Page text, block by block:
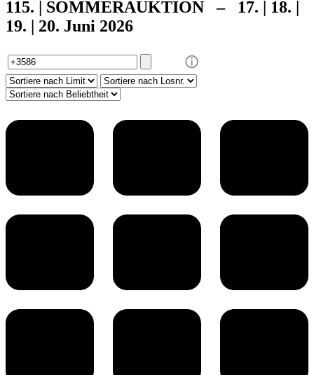
115. | SOMMERAUKTION – 17. | 18. |
19. | 20. Juni 2026